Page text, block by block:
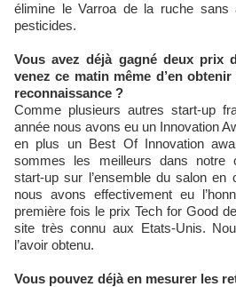
élimine le Varroa de la ruche sans
pesticides.
Vous avez déjà gagné deux prix
venez ce matin même d’en
reconnaissance ?
Comme plusieurs autres start-up
année nous avons eu un Innovation
en plus un Best Of Innovation
sommes les meilleurs dans notre
start-up sur l’ensemble du salon
nous avons effectivement eu
première fois le prix Tech for Good
site très connu aux Etats-Unis.
l’avoir obtenu.
Vous pouvez déjà en mesurer les